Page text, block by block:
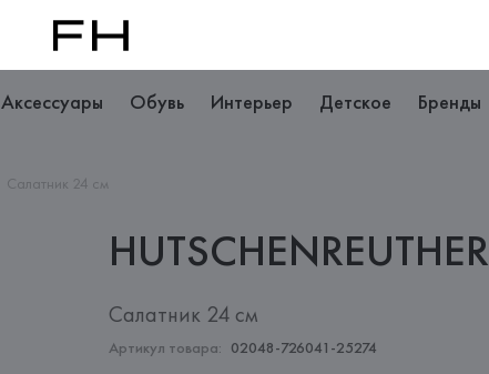
Аксессуары Обувь Интерьер Детское Бренды
Салатник 24 см
HUTSCHENREUTHER
Салатник 24 см
Артикул товара: 02048-726041-25274